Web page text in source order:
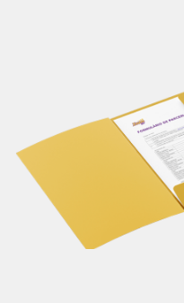
Não basta ser bom.
seu material de